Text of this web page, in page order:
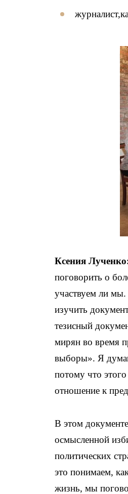
Ксения
поговорить о
участвуем ли мы.
изучить
тезисный
мирян во время
выборы». Я
потому что
отношение к
В этом
осмысленной
политических
это понимаем,
жизнь, мы